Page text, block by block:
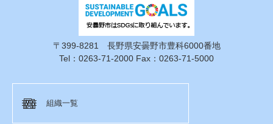
〒399-8281 長野県安曇野市豊科6000番地
Tel：0263-71-2000 Fax：0263-71-5000
組織一覧